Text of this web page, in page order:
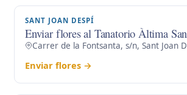
SANT JOAN DESPÍ
Enviar flores al Tanatorio Àltima
Carrer de la Fontsanta, s/n, Sant Joan
Enviar flores →